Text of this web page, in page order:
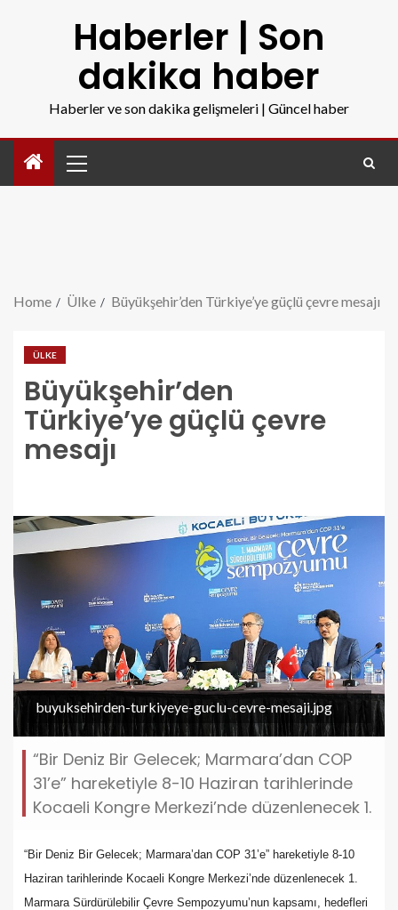
Haberler | Son
dakika haber
Haberler ve son dakika gelişmeleri | Güncel haber
Home Ülke Büyükşehir’den Türkiye’ye güçlü çevre mesajı
ÜLKE
Büyükşehir’den
Türkiye’ye güçlü çevre
mesajı
buyuksehirden-turkiyeye-guclu-cevre-mesaji.jpg
“Bir Deniz Bir Gelecek; Marmara’dan COP
31’e” hareketiyle 8-10 Haziran tarihlerinde
Kocaeli Kongre Merkezi’nde düzenlenecek 1.
“Bir Deniz Bir Gelecek; Marmara’dan COP 31’e” hareketiyle 8-10
Haziran tarihlerinde Kocaeli Kongre Merkezi’nde düzenlenecek 1.
Marmara Sürdürülebilir Çevre Sempozyumu’nun kapsamı, hedefleri